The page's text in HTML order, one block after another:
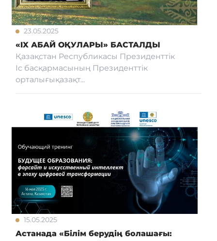
23.05.2025
«IX АБАЙ ОҚУЛАРЫ» БАСТАЛДЫ
Қазақстан Республикасы Президенттік
Іс басқармасының Президенттік
орталығықазақт...
15.05.2025
Астанада «Білім берудің болашағы: